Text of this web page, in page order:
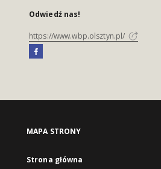
Odwiedź nas!
https://www.wbp.olsztyn.pl/
MAPA STRONY
Strona główna